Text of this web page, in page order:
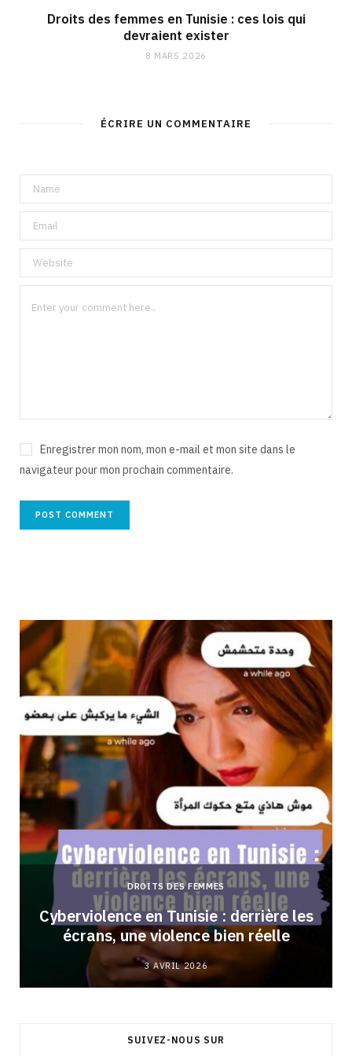
Droits des femmes en Tunisie : ces lois qui
devraient exister
8 MARS 2026
ÉCRIRE UN COMMENTAIRE
Enregistrer mon nom, mon e-mail et mon site dans le
navigateur pour mon prochain commentaire.
DROITS DES FEMMES
Cyberviolence en Tunisie : derrière les
écrans, une violence bien réelle
3 AVRIL 2026
SUIVEZ-NOUS SUR